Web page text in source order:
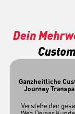
Dein
Ganzheitliche
Journey
Verstehe den